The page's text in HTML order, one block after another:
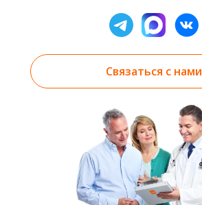
Связаться с нами